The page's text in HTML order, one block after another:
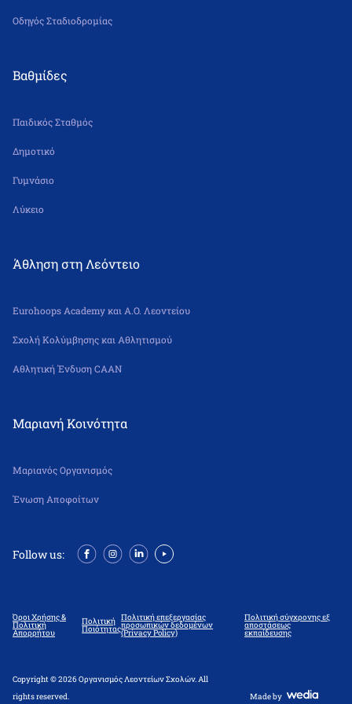
Οδηγός Σταδιοδρομίας
Βαθμίδες
Παιδικός Σταθμός
Δημοτικό
Γυμνάσιο
Λύκειο
Άθληση στη Λεόντειο
Eurohoops Academy και Α.Ο. Λεοντείου
Σχολή Κολύμβησης και Αθλητισμού
Αθλητική Ένδυση CAAN
Μαριανή Κοινότητα
Μαριανός Οργανισμός
Ένωση Αποφοίτων
Follow us:
Copyright © 2026 Οργανισμός Λεοντείων Σχολών. All
rights reserved.
Made by
Όροι Χρήσης &
Πολιτική
Απορρήτου
Πολιτική
Ποιότητας
Πολιτική επεξεργασίας
προσωπικών δεδομένων
(Privacy Policy)
Πολιτική σύγχρονης εξ
αποστάσεως
εκπαίδευσης